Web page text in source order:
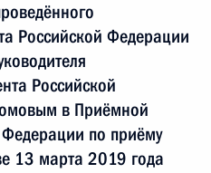
Российской Федерации
Российской
в Приёмной
по приёму
13 марта 2019 года